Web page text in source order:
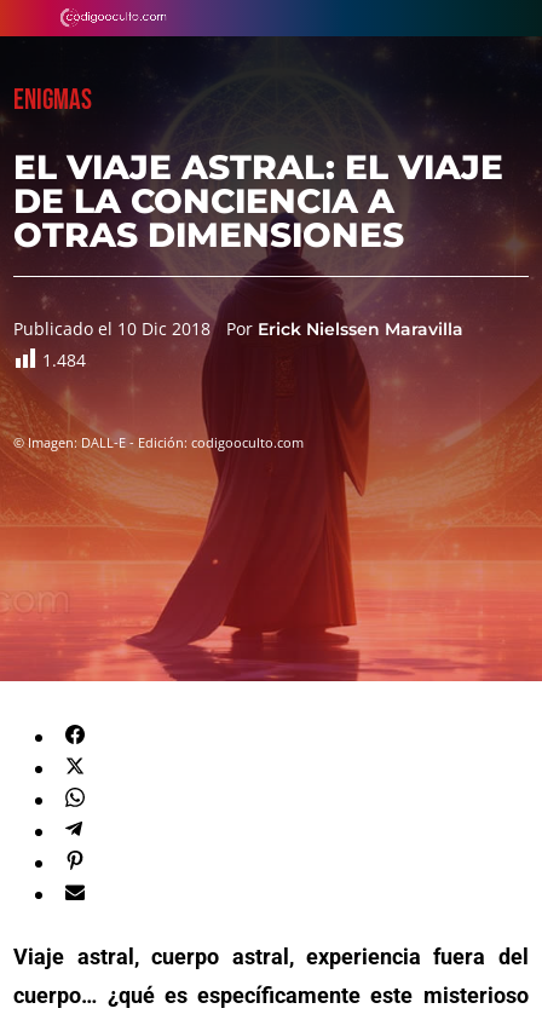
ENIGMAS
EL VIAJE ASTRAL: EL VIAJE
DE LA CONCIENCIA A
OTRAS DIMENSIONES
Publicado el 10 Dic 2018 Por Erick Nielssen Maravilla
1.484
© Imagen: DALL-E - Edición: codigooculto.com
Viaje astral, cuerpo astral, experiencia fuera del
cuerpo… ¿qué es específicamente este misterioso